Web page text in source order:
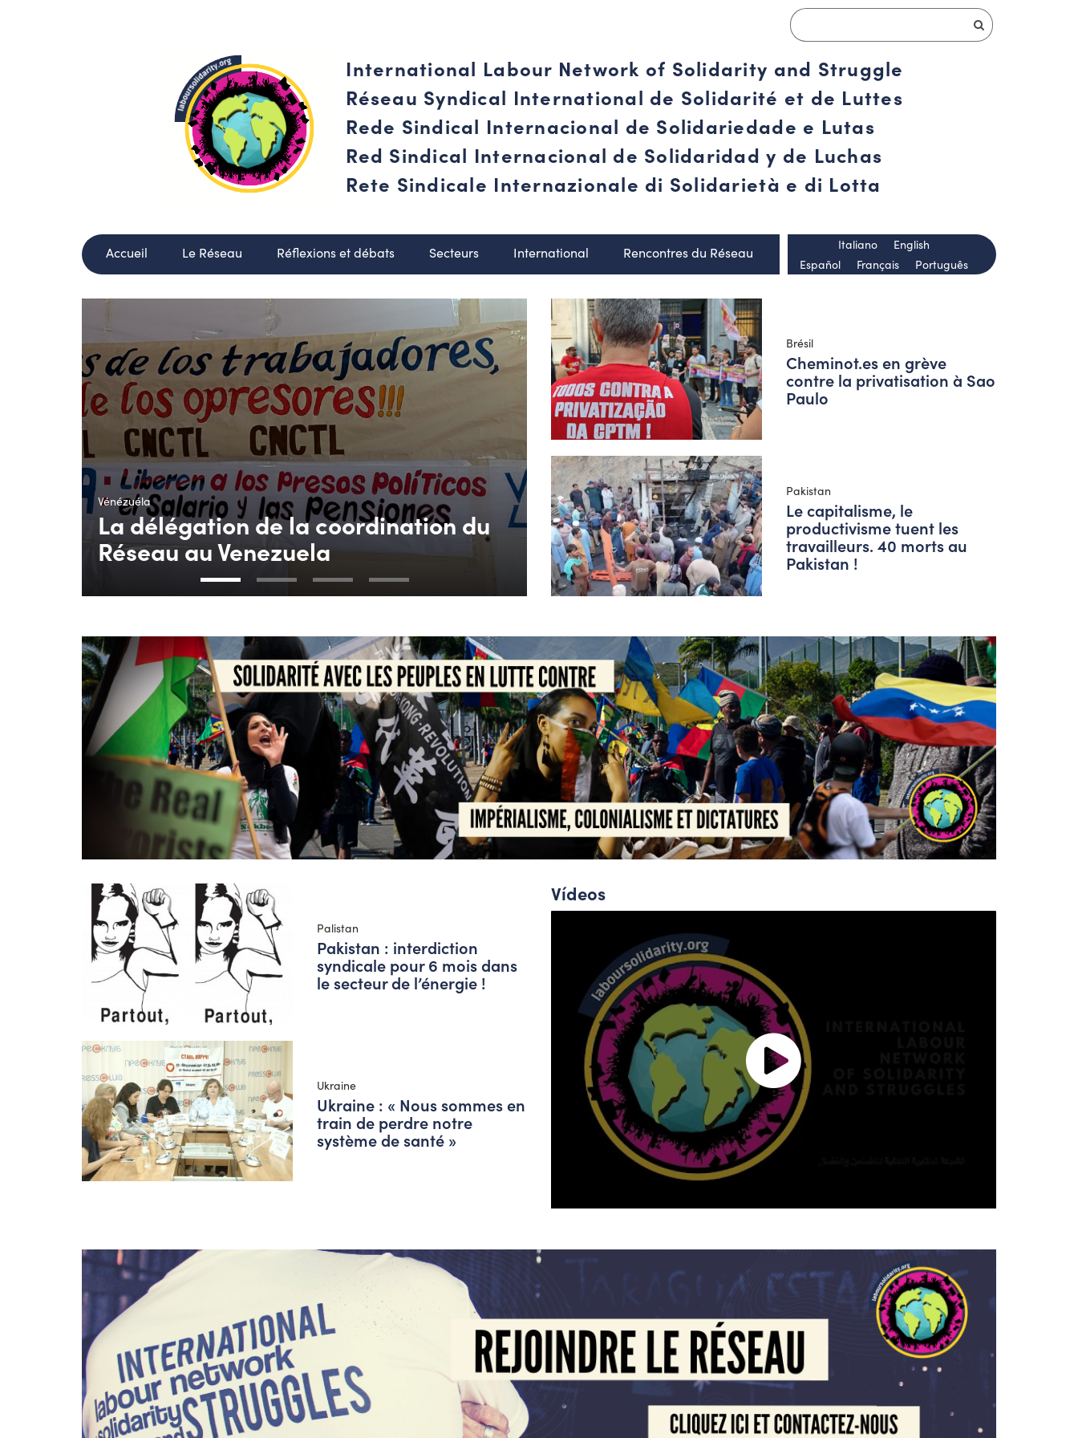
International Labour Network of Solidarity and Struggle
Réseau Syndical International de Solidarité et de Luttes
Rede Sindical Internacional de Solidariedade e Lutas
Red Sindical Internacional de Solidaridad y de Luchas
Rete Sindicale Internazionale di Solidarietà e di Lotta
Accueil Le Réseau Réflexions et débats Secteurs International Rencontres du Réseau
Español Français Português
Italiano English
Vénézuéla
La délégation de la coordination du
Réseau au Venezuela
1 2 3
Brésil
Cheminot.es en grève
contre la privatisation à Sao
Paulo
Pakistan
Le capitalisme, le
productivisme tuent les
travailleurs. 40 morts au
Pakistan !
Palistan
Pakistan : interdiction
syndicale pour 6 mois dans
le secteur de l’énergie !
Ukraine
Ukraine : « Nous sommes en
train de perdre notre
système de santé »
Vídeos